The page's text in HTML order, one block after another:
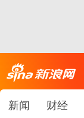
新闻 财经